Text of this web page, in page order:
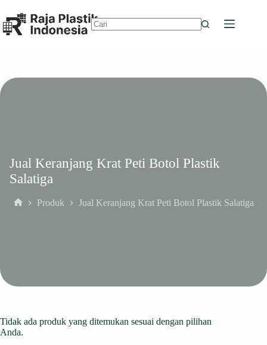
to
content
Jual Keranjang Krat Peti Botol Plastik
Salatiga
Produk Jual Keranjang Krat Peti Botol Plastik Salatiga
Tidak ada produk yang ditemukan sesuai dengan pilihan
Anda.